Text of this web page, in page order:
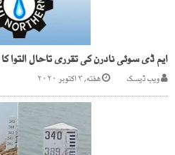
ایم ڈی سوئی نادرن کی تقرری تاحال التوا
ویب ڈیسک هفته, ۳ اکتوبر ۲۰۲۰